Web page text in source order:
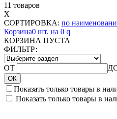
11 товаров
X
СОРТИРОВКА: по
Корзина0 шт. на 0 q
КОРЗИНА ПУСТА
ФИЛЬТР:
ОТ
ОК
Показать только товары в
Показать только товары в